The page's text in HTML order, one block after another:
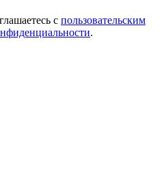
с пользовательским
.